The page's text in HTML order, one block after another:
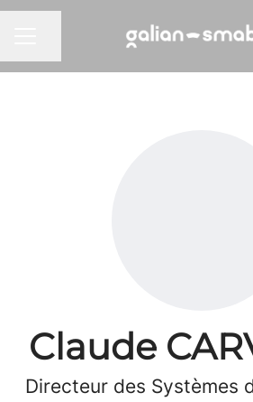
Partager la page
Claude
Directeur des Systèmes